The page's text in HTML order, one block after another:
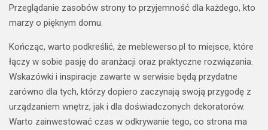
Przeglądanie zasobów strony to przyjemność dla każdego, kto
marzy o pięknym domu.
Kończąc, warto podkreślić, że meblewerso.pl to miejsce, które
łączy w sobie pasję do aranżacji oraz praktyczne rozwiązania.
Wskazówki i inspiracje zawarte w serwisie będą przydatne
zarówno dla tych, którzy dopiero zaczynają swoją przygodę z
urządzaniem wnętrz, jak i dla doświadczonych dekoratorów.
Warto zainwestować czas w odkrywanie tego, co strona ma